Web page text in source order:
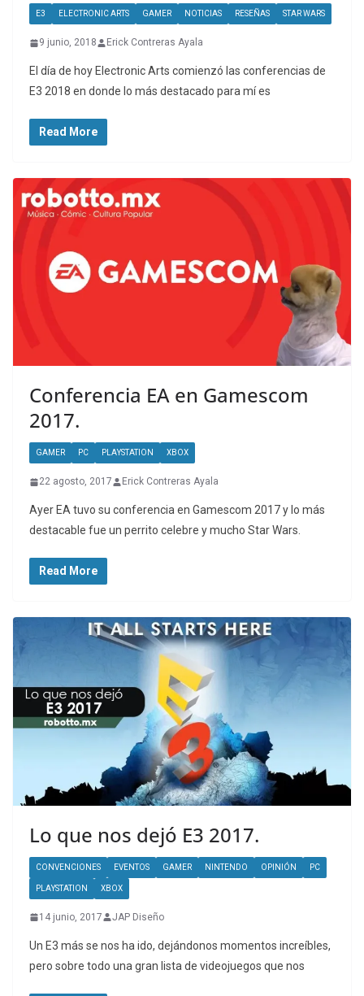
E3 ELECTRONIC ARTS GAMER NOTICIAS RESEÑAS STAR WARS
9 junio, 2018 Erick Contreras Ayala
El día de hoy Electronic Arts comienzó las conferencias de
E3 2018 en donde lo más destacado para mí es
Read More
Conferencia EA en Gamescom
2017.
GAMER PC PLAYSTATION XBOX
22 agosto, 2017 Erick Contreras Ayala
Ayer EA tuvo su conferencia en Gamescom 2017 y lo más
destacable fue un perrito celebre y mucho Star Wars.
Read More
Lo que nos dejó E3 2017.
CONVENCIONES EVENTOS GAMER NINTENDO OPINIÓN PC
PLAYSTATION XBOX
14 junio, 2017 JAP Diseño
Un E3 más se nos ha ido, dejándonos momentos increíbles,
pero sobre todo una gran lista de videojuegos que nos